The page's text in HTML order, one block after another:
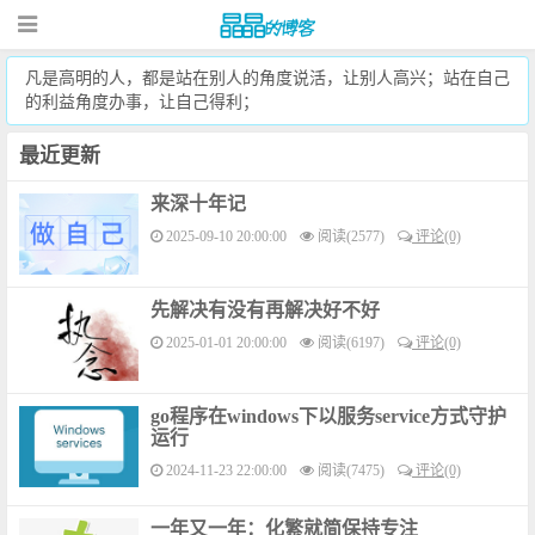
凡是高明的人，都是站在别人的角度说活，让别人高兴；站在自己
的利益角度办事，让自己得利；
最近更新
来深十年记
2025-09-10 20:00:00 阅读(2577) 评论(0)
先解决有没有再解决好不好
2025-01-01 20:00:00 阅读(6197) 评论(0)
go程序在windows下以服务service方式守护
运行
2024-11-23 22:00:00 阅读(7475) 评论(0)
一年又一年：化繁就简保持专注